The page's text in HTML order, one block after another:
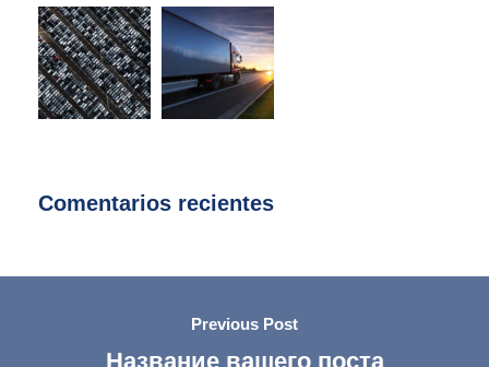
Comentarios recientes
Previous Post
Название вашего поста